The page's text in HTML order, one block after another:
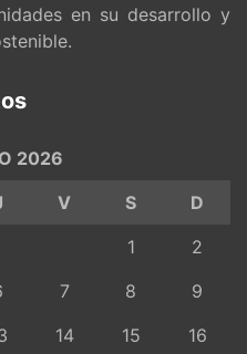
en su desarrollo y
2026
V S
D
1
2
7 8
9
14 15
16